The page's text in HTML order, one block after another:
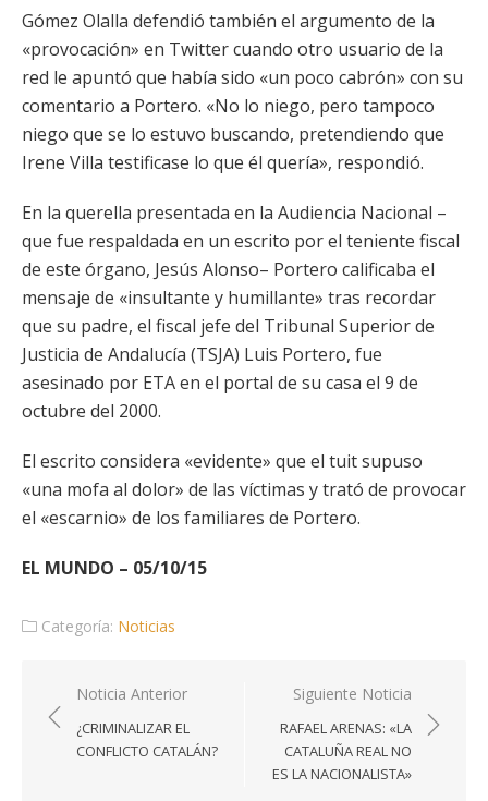
Gómez Olalla defendió también el argumento de la
«provocación» en Twitter cuando otro usuario de la
red le apuntó que había sido «un poco cabrón» con su
comentario a Portero. «No lo niego, pero tampoco
niego que se lo estuvo buscando, pretendiendo que
Irene Villa testificase lo que él quería», respondió.
En la querella presentada en la Audiencia Nacional –
que fue respaldada en un escrito por el teniente fiscal
de este órgano, Jesús Alonso– Portero calificaba el
mensaje de «insultante y humillante» tras recordar
que su padre, el fiscal jefe del Tribunal Superior de
Justicia de Andalucía (TSJA) Luis Portero, fue
asesinado por ETA en el portal de su casa el 9 de
octubre del 2000.
El escrito considera «evidente» que el tuit supuso
«una mofa al dolor» de las víctimas y trató de provocar
el «escarnio» de los familiares de Portero.
EL MUNDO – 05/10/15
Categoría: Noticias
Navegación
de
entradas
Noticia Anterior
¿CRIMINALIZAR EL
CONFLICTO CATALÁN?
Siguiente Noticia
RAFAEL ARENAS: «LA
CATALUÑA REAL NO
ES LA NACIONALISTA»